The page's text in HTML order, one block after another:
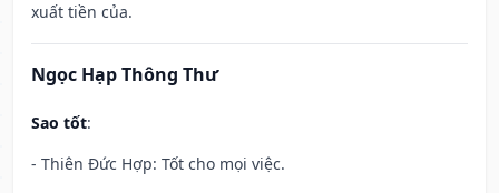
xuất tiền của.
Ngọc Hạp Thông Thư
Sao tốt:
- Thiên Đức Hợp: Tốt cho mọi việc.